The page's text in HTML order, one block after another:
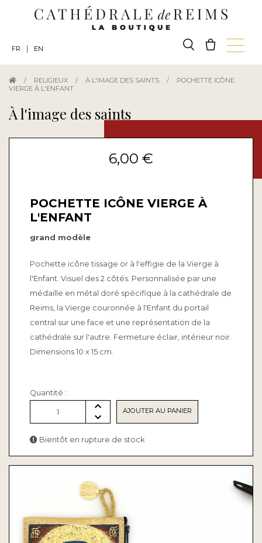
/ RELIGIEUX / À L'IMAGE DES SAINTS /
POCHETTE ICÔNE
VIERGE À L'ENFANT
À l'image des saints
6,00 €
POCHETTE ICÔNE VIERGE À
L'ENFANT
grand modèle
Pochette icône tissage or à l'effigie de la Vierge à
l'Enfant. Visuel des 2 côtés. Personnalisée par une
médaille en métal doré spécifique à la cathédrale de
Reims, la Vierge couronnée à l'Enfant du portail
central sur une face et une représentation de la
cathédrale sur l'autre. Fermeture éclair, intérieur noir.
Dimensions 10 x 15 cm.
Quantité :
1 AJOUTER AU PANIER
Bientôt en rupture de stock
FR EN